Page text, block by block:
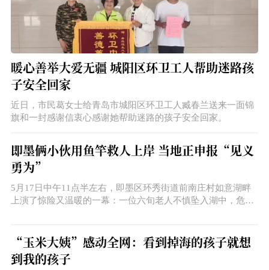
暖心善举大爱无疆 城阳区环卫工人帮助迷路孩
子安全回家
近日，市民葛女士给青岛市城阳区环卫工人臧春兰送来一面锦
旗和一封感谢信衷心感谢她帮助迷路的孩子安全回家。
即墨俩小伙用鱼竿救人上岸 当地正申报“见义
勇为”
5月17日中午11点半左右，即墨区环秀街道前南庄村如意湖畔
上演了惊险又温暖的一幕：一位六旬老人不慎坠入湖中，危急
人员已经整理上报两名救人者见义勇为的先进事迹，准备为他
们申报见义勇为先进个人。
“玉米大姨”感动全网：看到掉海的孩子就想
到我的孩子